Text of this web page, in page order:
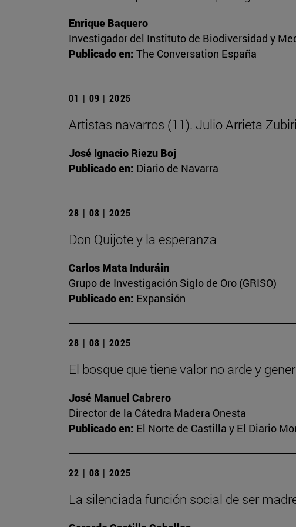
Enrique Baquero
Investigador del Instituto de Biodiversidad y
Publicado en: The Conversation España
01 | 09 | 2025
Artistas navarros (11). Julio Arrieta
José Ignacio Riezu Boj
Publicado en: Diario de Navarra
28 | 08 | 2025
Don Quijote y la esperanza
Carlos Mata Induráin
Grupo de Investigación Siglo de Oro (GRISO)
Publicado en: Expansión
28 | 08 | 2025
El bosque que tiene valor no arde y
José Manuel Cabrero
Director de la Cátedra Madera Onesta
Publicado en: El Norte de Castilla y El Diario
22 | 08 | 2025
La silenciada función social de ser